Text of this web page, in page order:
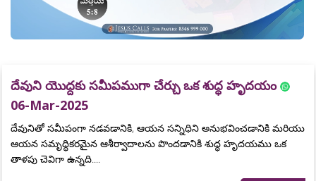
దేవుని యొద్దకు సమీపముగా చేర్చు ఒక శుద్ధ హృదయం
06-Mar-2025
దేవునితో సమీపంగా నడవడానికి, ఆయన సన్నిధిని అనుభవించడానికి మరియు
ఆయన సమృద్ధికరమైన ఆశీర్వాదాలను పొందడానికి శుద్ధ హృదయము ఒక
తాళపు చెవిగా ఉన్నది....